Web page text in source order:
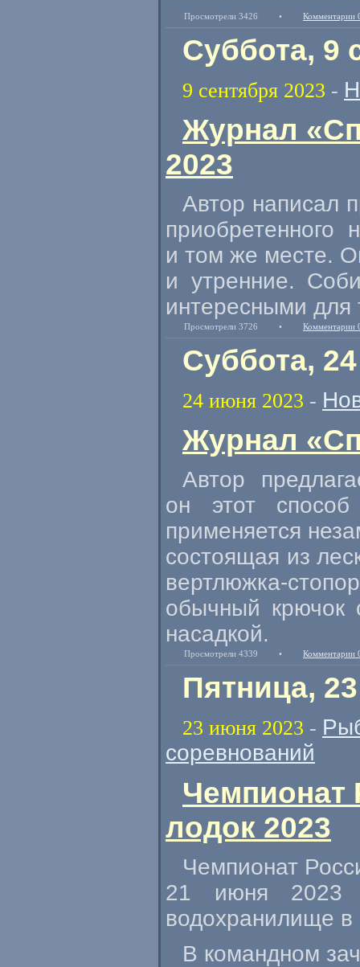
Просмотрели 3426 • Комментарии
Суббота, 9
9 сентября 2023 -
Журнал
2023
Автор написал
и том же месте.
и утренние.
интересными для
Просмотрели 3726 • Комментарии
Суббота,
24 июня 2023 -
Журнал
Автор
он этот
применяется
состоящая из
вертлюжка-
обычный крючок
насадкой.
Просмотрели 4339 • Комментарии
Пятница,
23 июня 2023 -
соревнований
Чемпионат
лодок 2023
Чемпионат
21 июня 2023
водохранилище в
В командном